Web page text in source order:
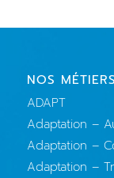
NOS MÉTIERS
ADAPT
Adaptation –
Adaptation –
Adaptation –